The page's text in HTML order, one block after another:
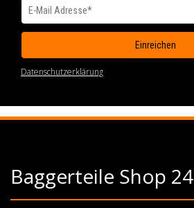
Datenschutzerklärung
Baggerteile Shop 24